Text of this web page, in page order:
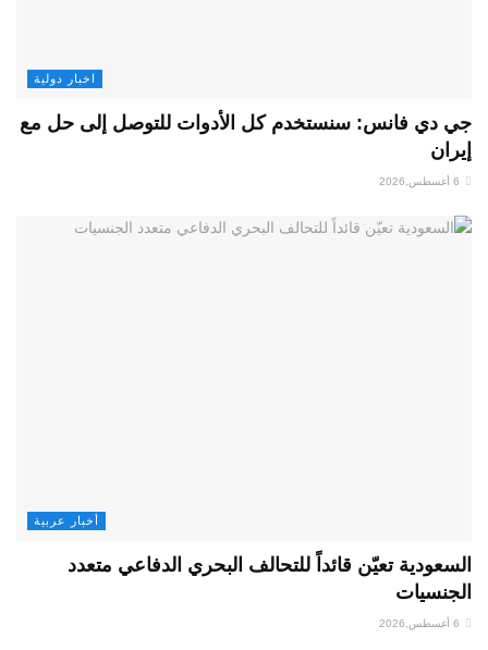
اخبار دولية
جي دي فانس: سنستخدم كل الأدوات للتوصل إلى حل مع
إيران
أخبار عربية
السعودية تعيّن قائداً للتحالف البحري الدفاعي متعدد
الجنسيات